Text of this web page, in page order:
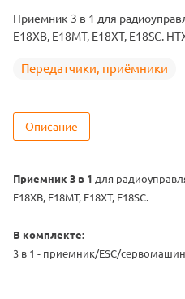
Приемник 3 в 1 для
E18XB, E18MT, E18XT, E18SC.
Передатчики, приёмники
Описание
Приемник 3 в 1 для
E18XB, E18MT, E18XT, E18SC.
В комплекте:
3 в 1 - приемник/ESC/